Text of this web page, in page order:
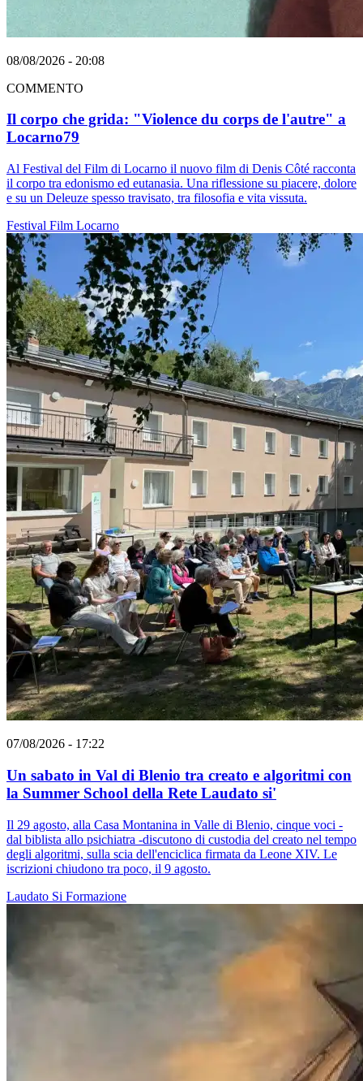
08/08/2026 - 20:08
COMMENTO
Il corpo che grida: "Violence du corps de l'autre" a
Locarno79
Al Festival del Film di Locarno il nuovo film di Denis Côté racconta
il corpo tra edonismo ed eutanasia. Una riflessione su piacere, dolore
e su un Deleuze spesso travisato, tra filosofia e vita vissuta.
Festival Film Locarno
07/08/2026 - 17:22
Un sabato in Val di Blenio tra creato e algoritmi con
la Summer School della Rete Laudato si'
Il 29 agosto, alla Casa Montanina in Valle di Blenio, cinque voci -
dal biblista allo psichiatra -discutono di custodia del creato nel tempo
degli algoritmi, sulla scia dell'enciclica firmata da Leone XIV. Le
iscrizioni chiudono tra poco, il 9 agosto.
Laudato Si Formazione